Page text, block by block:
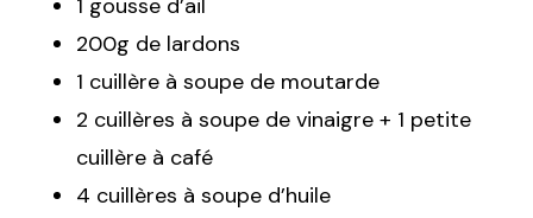
1 gousse d’ail
200g de lardons
1 cuillère à soupe de moutarde
2 cuillères à soupe de vinaigre + 1 petite
cuillère à café
4 cuillères à soupe d’huile